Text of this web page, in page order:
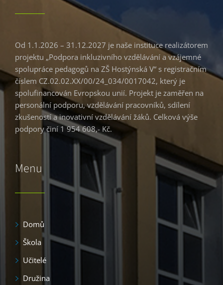
Od 1.1.2026 – 31.12.2027 je naše instituce realizátorem
projektu „Podpora inkluzivního vzdělávání a vzájemné
spolupráce pedagogů na ZŠ Hostýnská V“ s registračním
číslem CZ.02.02.XX/00/24_034/0017042, který je
spolufinancován Evropskou unií. Projekt je zaměřen na
personální podporu, vzdělávání pracovníků, sdílení
zkušeností a inovativní vzdělávání žáků. Celková výše
podpory činí 1 954 608,- Kč.
Menu
Domů
Škola
Učitelé
Družina